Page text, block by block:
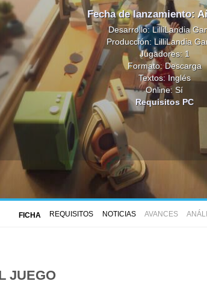
Fecha de lanzamiento:
Desarrollo: LilliLandia
Producción: LilliLandia
Jugadores: 1
Formato: Descarga
Textos: Inglés
Online: Sí
Requisitos PC
FICHA REQUISITOS NOTICIAS AVANCES
JUEGO